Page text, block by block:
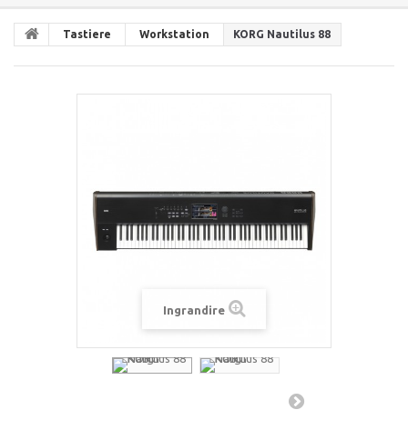
Tastiere Workstation KORG Nautilus 88
Ingrandire